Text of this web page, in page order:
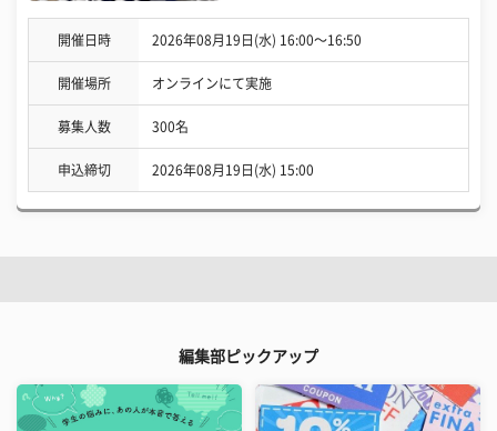
開催日時 2026年08月19日(水) 16:00〜16:50
開催場所 オンラインにて実施
募集人数 300名
申込締切 2026年08月19日(水) 15:00
編集部ピックアップ